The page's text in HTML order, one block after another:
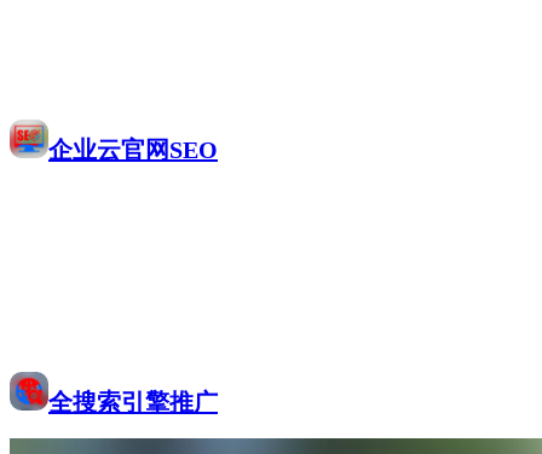
企业云官网SEO
全搜索引擎推广